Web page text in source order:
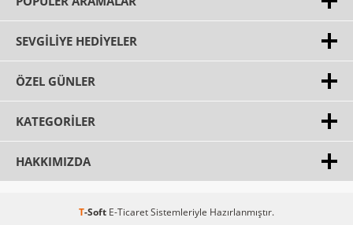
SEVGILIYE HEDIYELER
ÖZEL GÜNLER
KATEGORILER
HAKKIMIZDA
T-Soft E-TicaretSistemleriyle Hazırlanmıştır.